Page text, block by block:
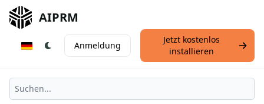
AIPRM
Anmeldung
Jetzt kostenlos
installieren